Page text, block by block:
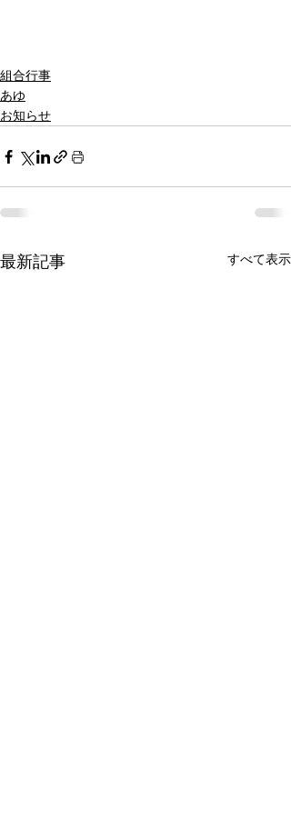
組合行事
あゆ
お知らせ
最新記事 すべて表示